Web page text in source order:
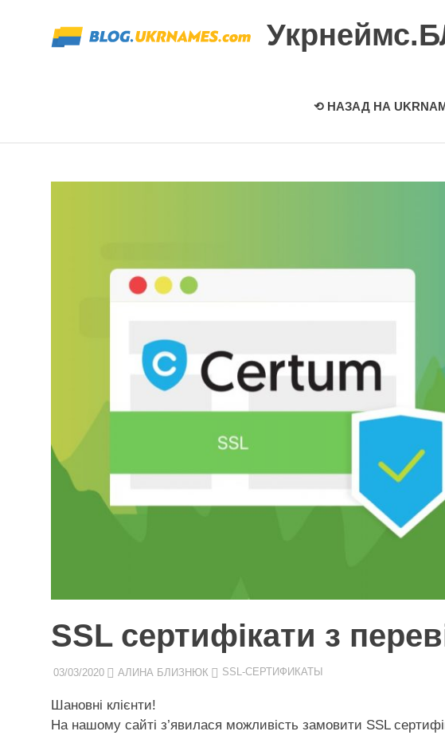
содержимому
⟲ НАЗАД НА
SSL сертифікати з
03/03/2020 АЛИНА БЛИЗНЮК SSL-СЕРТИФИКАТЫ
Шановні клієнти!
На нашому сайті з’явилася можливість замовити SSL